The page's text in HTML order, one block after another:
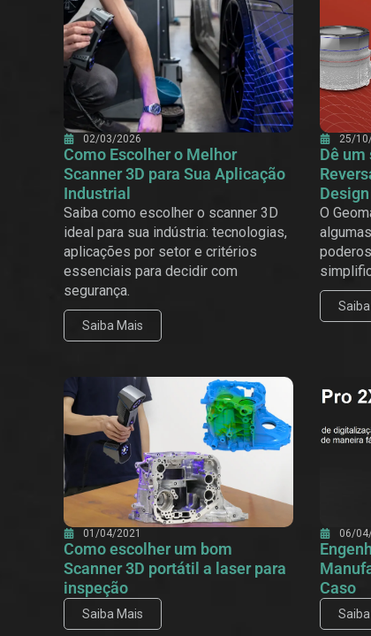
02/03/2026
Como Escolher o Melhor
Scanner 3D para Sua Aplicação
Industrial
Saiba como escolher o scanner 3D
ideal para sua indústria: tecnologias,
aplicações por setor e critérios
essenciais para decidir com
segurança.
Saiba Mais
25/
Dê um
Design
O
01/04/2021
Como escolher um bom
Scanner 3D portátil a laser para
inspeção
Saiba Mais
06/
Caso